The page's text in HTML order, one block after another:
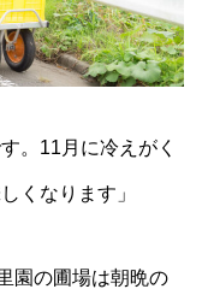
。11月に冷えがく
くなります」
園の圃場は朝晩の